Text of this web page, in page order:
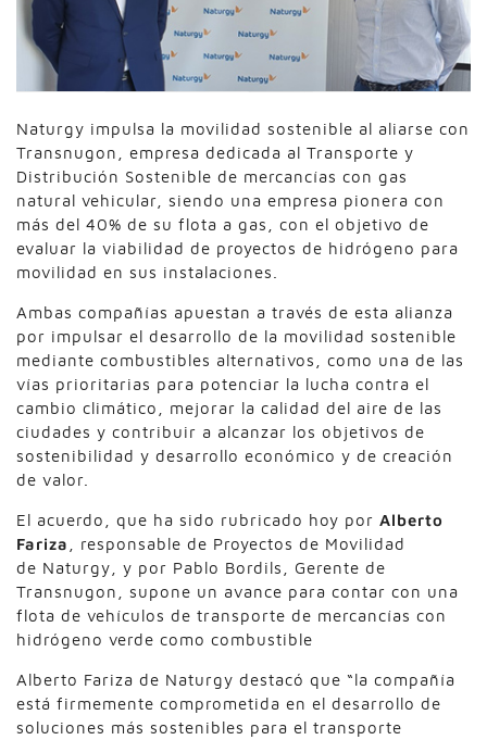
Naturgy impulsa la movilidad sostenible al aliarse con
Transnugon, empresa dedicada al Transporte y
Distribución Sostenible de mercancías con gas
natural vehicular, siendo una empresa pionera con
más del 40% de su flota a gas, con el objetivo de
evaluar la viabilidad de proyectos de hidrógeno para
movilidad en sus instalaciones.
Ambas compañías apuestan a través de esta alianza
por impulsar el desarrollo de la movilidad sostenible
mediante combustibles alternativos, como una de las
vías prioritarias para potenciar la lucha contra el
cambio climático, mejorar la calidad del aire de las
ciudades y contribuir a alcanzar los objetivos de
sostenibilidad y desarrollo económico y de creación
de valor.
El acuerdo, que ha sido rubricado hoy por Alberto
Fariza
, responsable de Proyectos de Movilidad
de Naturgy, y por Pablo Bordils, Gerente de
Transnugon, supone un avance para contar con una
flota de vehículos de transporte de mercancías con
hidrógeno verde como combustible
Alberto Fariza de Naturgy destacó que “la compañía
está firmemente comprometida en el desarrollo de
soluciones más sostenibles para el transporte